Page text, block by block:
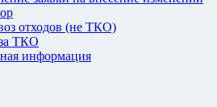
отходов (не ТКО)
ТКО
информация